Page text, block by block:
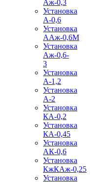
Аж-0,3
Установка
А-0,6
Установка
ААж-0,6М
Установка
Аж-0,6-
3
Установка
А-1,2
Установка
А-2
Установка
КА-0,2
Установка
КА-0,45
Установка
АК-0,6
Установка
КжКАж-0,25
Установка